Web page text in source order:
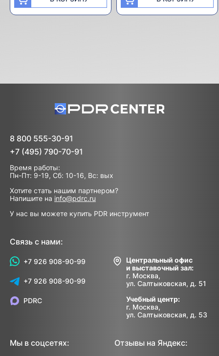
8 800 555-30-91
+7 (495) 790-70-91
Время работы:
Пн-Пт: 9-19, Сб: 10-16, Вс: вых
Хотите стать нашим партнером?
Напишите на info@pdrc.ru
У нас вы можете купить PDR инструмент
Связь с нами:
+7 926 908-90-99
+7 926 908-90-99
Центральный офис
и выставочный зал:
г. Москва,
ул. Салтыковская, д. 51
Учебный центр:
г. Москва,
ул. Салтыковская, д. 53
PDRC
Мы в соцсетях: Отзывы на Яндекс: